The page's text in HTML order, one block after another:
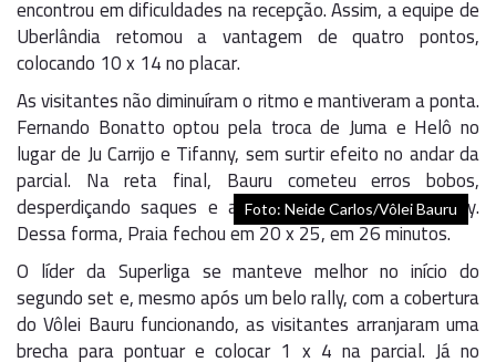
encontrou em dificuldades na recepção. Assim, a equipe de
Uberlândia retomou a vantagem de quatro pontos,
colocando 10 x 14 no placar.
As visitantes não diminuíram o ritmo e mantiveram a ponta.
Fernando Bonatto optou pela troca de Juma e Helô no
lugar de Ju Carrijo e Tifanny, sem surtir efeito no andar da
parcial. Na reta final, Bauru cometeu erros bobos,
desperdiçando saques e até dois toques com Tifanny.
Dessa forma, Praia fechou em 20 x 25, em 26 minutos.
Foto: Neide Carlos/Vôlei Bauru
O líder da Superliga se manteve melhor no início do
segundo set e, mesmo após um belo rally, com a cobertura
do Vôlei Bauru funcionando, as visitantes arranjaram uma
brecha para pontuar e colocar 1 x 4 na parcial. Já no